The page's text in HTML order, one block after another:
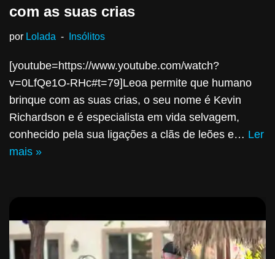
com as suas crias
por Lolada Insólitos
[youtube=https://www.youtube.com/watch?
v=0LfQe1O-RHc#t=79]Leoa permite que humano
brinque com as suas crias, o seu nome é Kevin
Richardson e é especialista em vida selvagem,
conhecido pela sua ligações a clãs de leões e… Ler
mais »